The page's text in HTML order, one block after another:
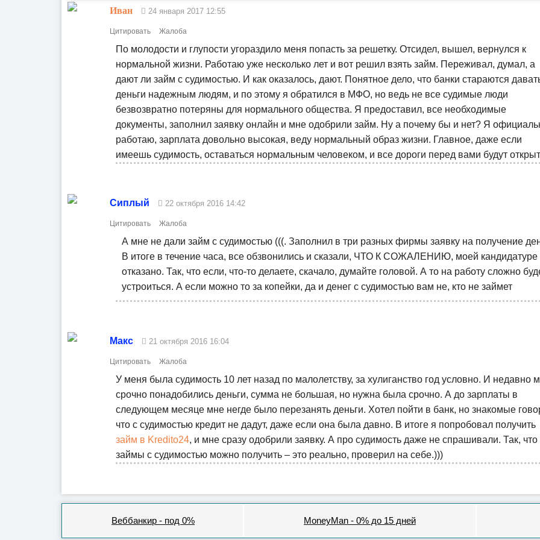
Иван 24 января 2017 12:55
Цитировать Жалоба
По молодости и глупости угораздило меня попасть за решетку. Отсидел, вышел, вернулся к
нормальной жизни. Работаю уже несколько лет и вот решил взять займ. Переживал, думал, а
дают ли займ с судимостью. И как оказалось, дают. Понятное дело, что банки стараются
деньги надежным людям, и по этому я обратился в МФО, но ведь не все судимые люди
безвозвратно потеряны для нормального общества. Я предоставил, все необходимые
документы, заполнил заявку онлайн и мне одобрили займ. Ну а почему бы и нет? Я
работаю, зарплата довольно высокая, веду нормальный образ жизни. Главное, даже если
имеешь судимость, оставаться нормальным человеком, и все дороги перед вами будут
Сиплый 22 октября 2016 14:42
Цитировать Жалоба
А мне не дали займ с судимостью (((. Заполнил в три разных фирмы заявку на получение
В итоге в течение часа, все обзвонились и сказали, ЧТО К СОЖАЛЕНИЮ, моей кандидатуре
отказано. Так, что если, что-то делаете, скачало, думайте головой. А то на работу сложно
устроиться. А если можно то за копейки, да и денег с судимостью вам не, кто не займет
Макс 21 октября 2016 16:04
Цитировать Жалоба
У меня была судимость 10 лет назад по малолетству, за хулиганство год условно. И недавно
срочно понадобились деньги, сумма не большая, но нужна была срочно. А до зарплаты в
следующем месяце мне негде было перезанять деньги. Хотел пойти в банк, но знакомые
что с судимостью кредит не дадут, даже если она была давно. В итоге я попробовал получить
займ в Kredito24, и мне сразу одобрили заявку. А про судимость даже не спрашивали. Так, что
займы с судимостью можно получить – это реально, проверил на себе.)))
Веббанкир - под 0% MoneyMan - 0% до 15 дней